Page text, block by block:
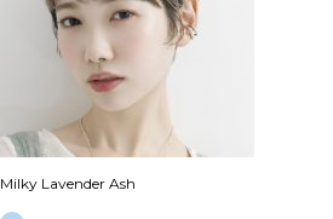
Milky Lavender Ash